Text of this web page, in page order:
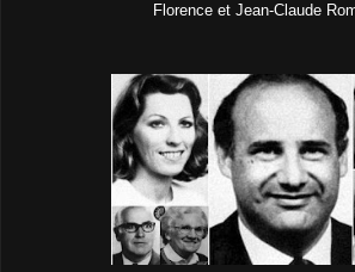
Florence et Jean-Claude